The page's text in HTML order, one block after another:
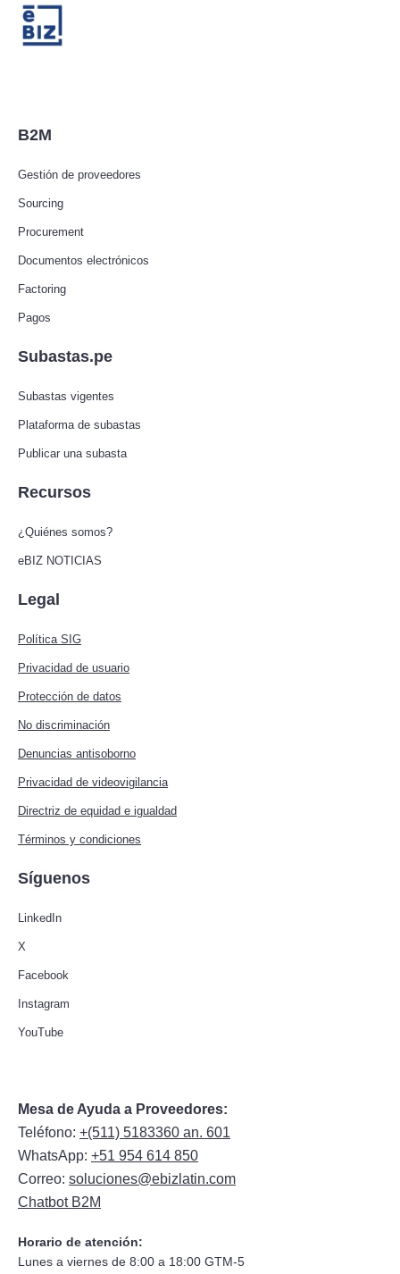
B2M
Gestión de proveedores
Sourcing
Procurement
Documentos electrónicos
Factoring
Pagos
Subastas.pe
Subastas vigentes
Plataforma de subastas
Publicar una subasta
Recursos
¿Quiénes somos?
eBIZ NOTICIAS
Legal
Política SIG
Privacidad de usuario
Protección de datos
No discriminación
Denuncias antisoborno
Privacidad de videovigilancia
Directriz de equidad e igualdad
Términos y condiciones
Síguenos
LinkedIn
X
Facebook
Instagram
YouTube
Mesa de Ayuda a Proveedores:
Teléfono: +(511) 5183360 an. 601
WhatsApp: +51 954 614 850
Correo: soluciones@ebizlatin.com
Chatbot B2M
Horario de atención:
Lunes a viernes de 8:00 a 18:00 GTM-5